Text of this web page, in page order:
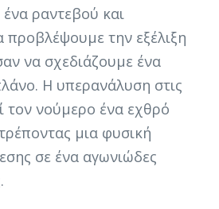
ραντεβού και
την εξέλιξη
να σχεδιάζουμε ένα
Η υπερανάλυση στις
τον νούμερο ένα εχθρό
μια φυσική
σε ένα αγωνιώδες